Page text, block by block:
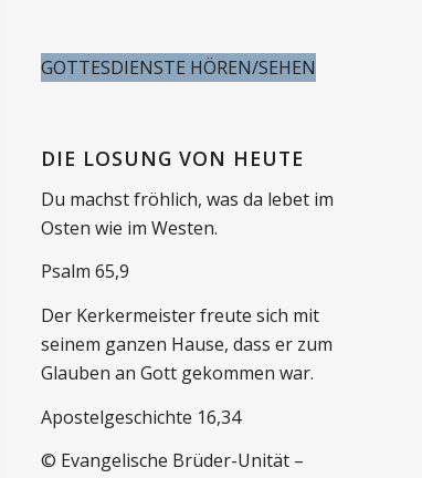
GOTTESDIENSTE HÖREN/SEHEN
DIE LOSUNG VON HEUTE
Du machst fröhlich, was da lebet im
Osten wie im Westen.
Psalm 65,9
Der Kerkermeister freute sich mit
seinem ganzen Hause, dass er zum
Glauben an Gott gekommen war.
Apostelgeschichte 16,34
© Evangelische Brüder-Unität –